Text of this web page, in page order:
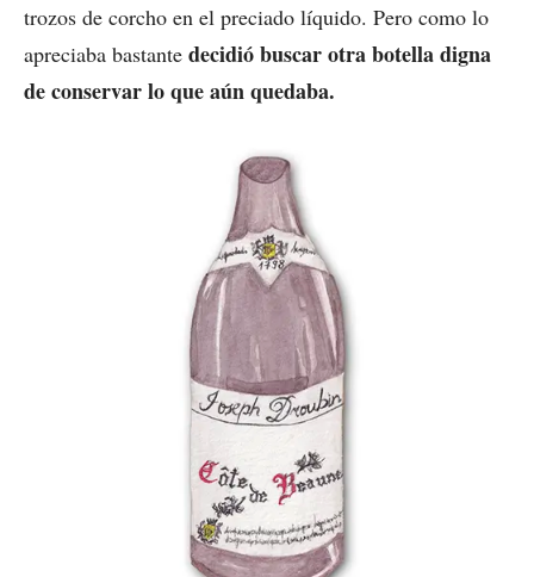
trozos de corcho en el preciado líquido. Pero como lo
apreciaba bastante decidió buscar otra botella digna
de conservar lo que aún quedaba.